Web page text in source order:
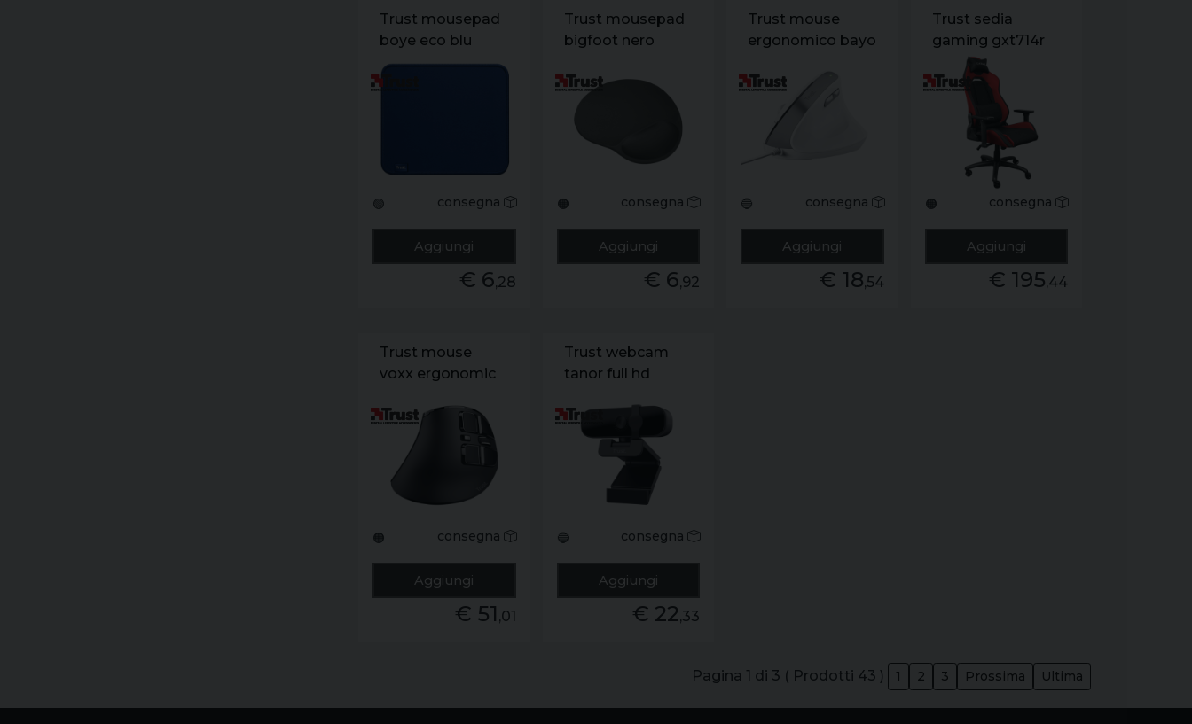
Trust mousepad
boye eco blu
🟢 consegna
Aggiungi
€ 6,28
Trust mousepad
bigfoot nero
🟠 consegna
Aggiungi
€ 6,92
Trust mouse
ergonomico bayo
🔵 consegna
Aggiungi
€ 18,54
Trust sedia
gaming gxt714r
ruya rosso
🟠 consegna
Aggiungi
€ 195,44
Trust mouse
voxx ergonomic
🟠 consegna
Aggiungi
€ 51 ,01
Trust webcam
tanor full hd
🔵 consegna
Aggiungi
€ 22,33
Pagina 1 di 3 ( Prodotti 43 ) 1 2 3 Prossima Ultima